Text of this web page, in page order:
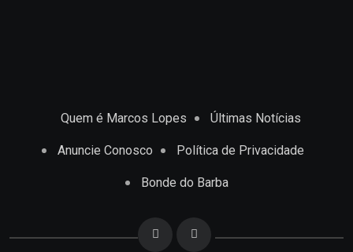
Quem é Marcos Lopes Últimas Notícias
Anuncie Conosco Política de Privacidade
Bonde do Barba